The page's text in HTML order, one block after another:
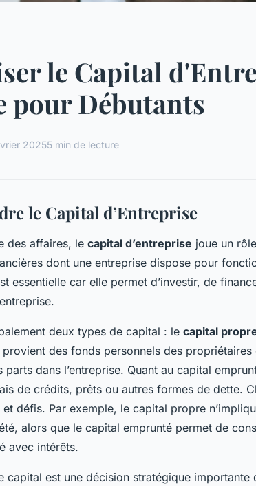
le Capital
pour Débutants
20255 min de lecture
le Capital d’Entreprise
des affaires, le capital d’entreprise joue un
dont une entreprise dispose pour
essentielle car elle permet d’investir, de
deux types de capital : le capital
des fonds personnels des propriétaires
parts dans l’entreprise. Quant au capital
de crédits, prêts ou autres formes de dette.
et défis. Par exemple, le capital propre
alors que le capital emprunté permet de
avec intérêts.
capital est une décision stratégique importante